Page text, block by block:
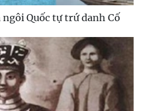
ngôi Quốc tự trứ danh Cố